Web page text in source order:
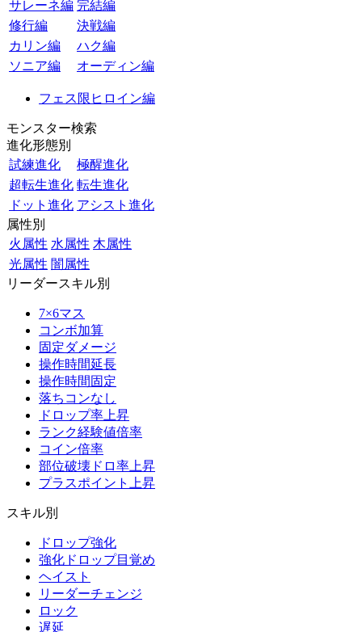
サレーネ編 完結編
修行編
決戦編
カリン編
ハク編
ソニア編
オーディン編
フェス限ヒロイン編
モンスター検索
進化形態別
試練進化
極醒進化
超転生進化 転生進化
ドット進化 アシスト進化
属性別
火属性 水属性 木属性
光属性 闇属性
リーダースキル別
7×6マス
コンボ加算
固定ダメージ
操作時間延長
操作時間固定
落ちコンなし
ドロップ率上昇
ランク経験値倍率
コイン倍率
部位破壊ドロ率上昇
プラスポイント上昇
スキル別
ドロップ強化
強化ドロップ目覚め
ヘイスト
リーダーチェンジ
ロック
遅延